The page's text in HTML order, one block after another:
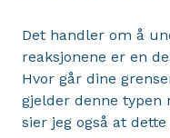
Det handler om å
reaksjonene er en
Hvor går dine
gjelder denne typen
sier jeg også at